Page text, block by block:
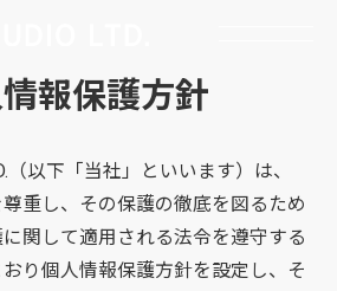
報保護方針
（以下「当社」といいます）は、
重し、その保護の徹底を図るため
関して適用される法令を遵守する
り個人情報保護方針を設定し、そ